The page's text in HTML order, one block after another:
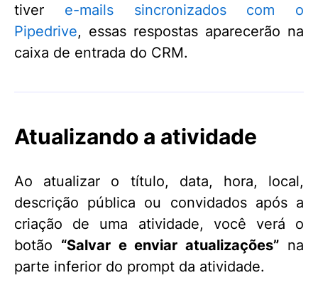
tiver e-mails sincronizados com o
Pipedrive, essas respostas aparecerão na
caixa de entrada do CRM.
Atualizando a atividade
Ao atualizar o título, data, hora, local,
descrição pública ou convidados após a
criação de uma atividade, você verá o
botão “Salvar e enviar atualizações” na
parte inferior do prompt da atividade.